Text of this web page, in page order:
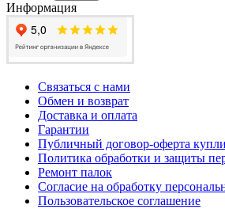
Информация
Связаться с нами
Обмен и возврат
Доставка и оплата
Гарантии
Публичный договор-оферта
Политика обработки и защиты
Ремонт палок
Согласие на обработку
Пользовательское соглашение